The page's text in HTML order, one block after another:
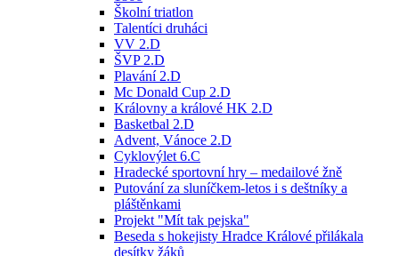
Školní triatlon
Talentíci druháci
VV 2.D
ŠVP 2.D
Plavání 2.D
Mc Donald Cup 2.D
Královny a králové HK 2.D
Basketbal 2.D
Advent, Vánoce 2.D
Cyklovýlet 6.C
Hradecké sportovní hry – medailové žně
Putování za sluníčkem-letos i s deštníky a
pláštěnkami
Projekt "Mít tak pejska"
Beseda s hokejisty Hradce Králové přilákala
desítky žáků